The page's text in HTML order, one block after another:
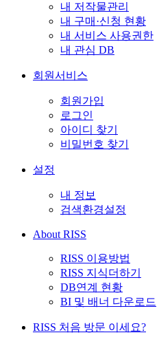
내 저작물관리
내 구매·신청 현황
내 서비스 사용권한
내 관심 DB
회원서비스
회원가입
로그인
아이디 찾기
비밀번호 찾기
설정
내 정보
검색환경설정
About RISS
RISS 이용방법
RISS 지식더하기
DB연계 현황
BI 및 배너 다운로드
RISS 처음 방문 이세요?